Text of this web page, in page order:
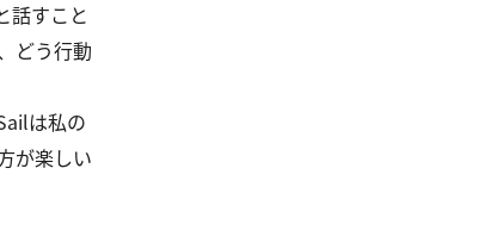
話すこと
どう行動
は私の
が楽しい